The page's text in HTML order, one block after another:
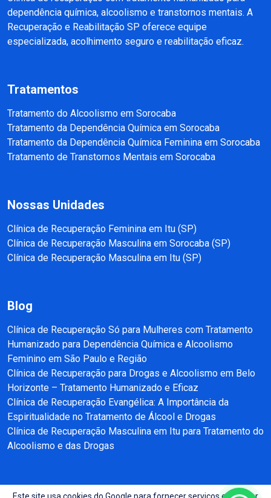
dependência química, alcoolismo e transtornos mentais. A
Recuperação e Reabilitação SP oferece equipe
especializada, acolhimento seguro e reabilitação eficaz.
Tratamentos
Tratamento do Alcoolismo em Sorocaba
Tratamento da Dependência Química em Sorocaba
Tratamento da Dependência Química Feminina em Sorocaba
Tratamento de Transtornos Mentais em Sorocaba
Nossas Unidades
Clínica de Recuperação Feminina em Itu (SP)
Clínica de Recuperação Masculina em Sorocaba (SP)
Clínica de Recuperação Masculina em Itu (SP)
Blog
Clínica de Recuperação Só para Mulheres com Tratamento
Humanizado para Dependência Química e Alcoolismo
Feminino em São Paulo e Região
Clínica de Recuperação para Drogas e Alcoolismo em Belo
Horizonte – Tratamento Humanizado e Eficaz
Clínica de Recuperação Evangélica: A Importância da
Espiritualidade no Tratamento de Álcool e Drogas
Clínica de Recuperação Masculina em Itu para Tratamento do
Alcoolismo e das Drogas